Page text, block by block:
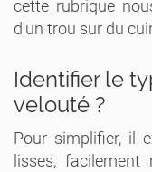
cette rubrique
d'un trou sur du
Identifier le
velouté ?
Pour simplifier, il
lisses,